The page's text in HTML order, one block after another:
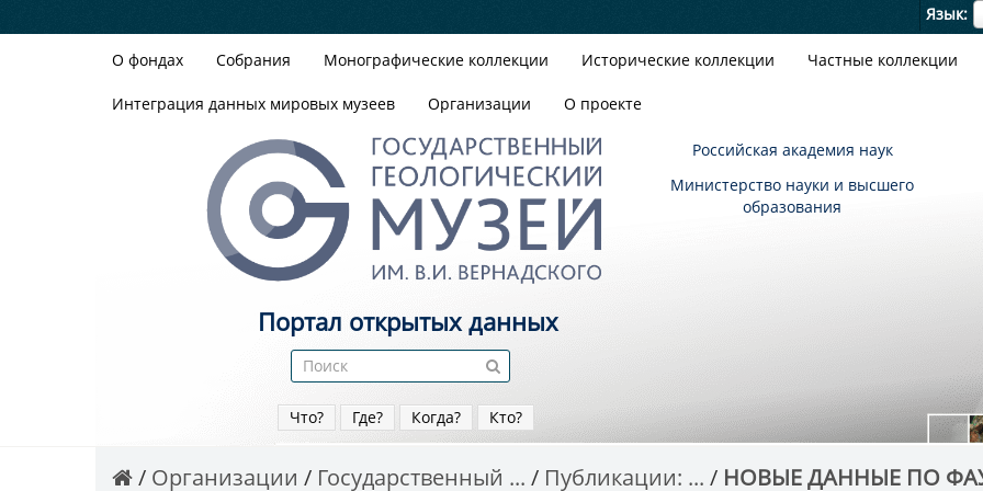
Язык
О фондах Собрания Монографические коллекции Исторические коллекции Частные коллекции
Интеграция данных мировых музеев Организации О проекте
Российская академия наук
Министерство науки и высшего
образования
Портал открытых данных
Что? Где? Когда? Кто?
Организации Государственный ... Публикации: ... НОВЫЕ ДАННЫЕ ПО